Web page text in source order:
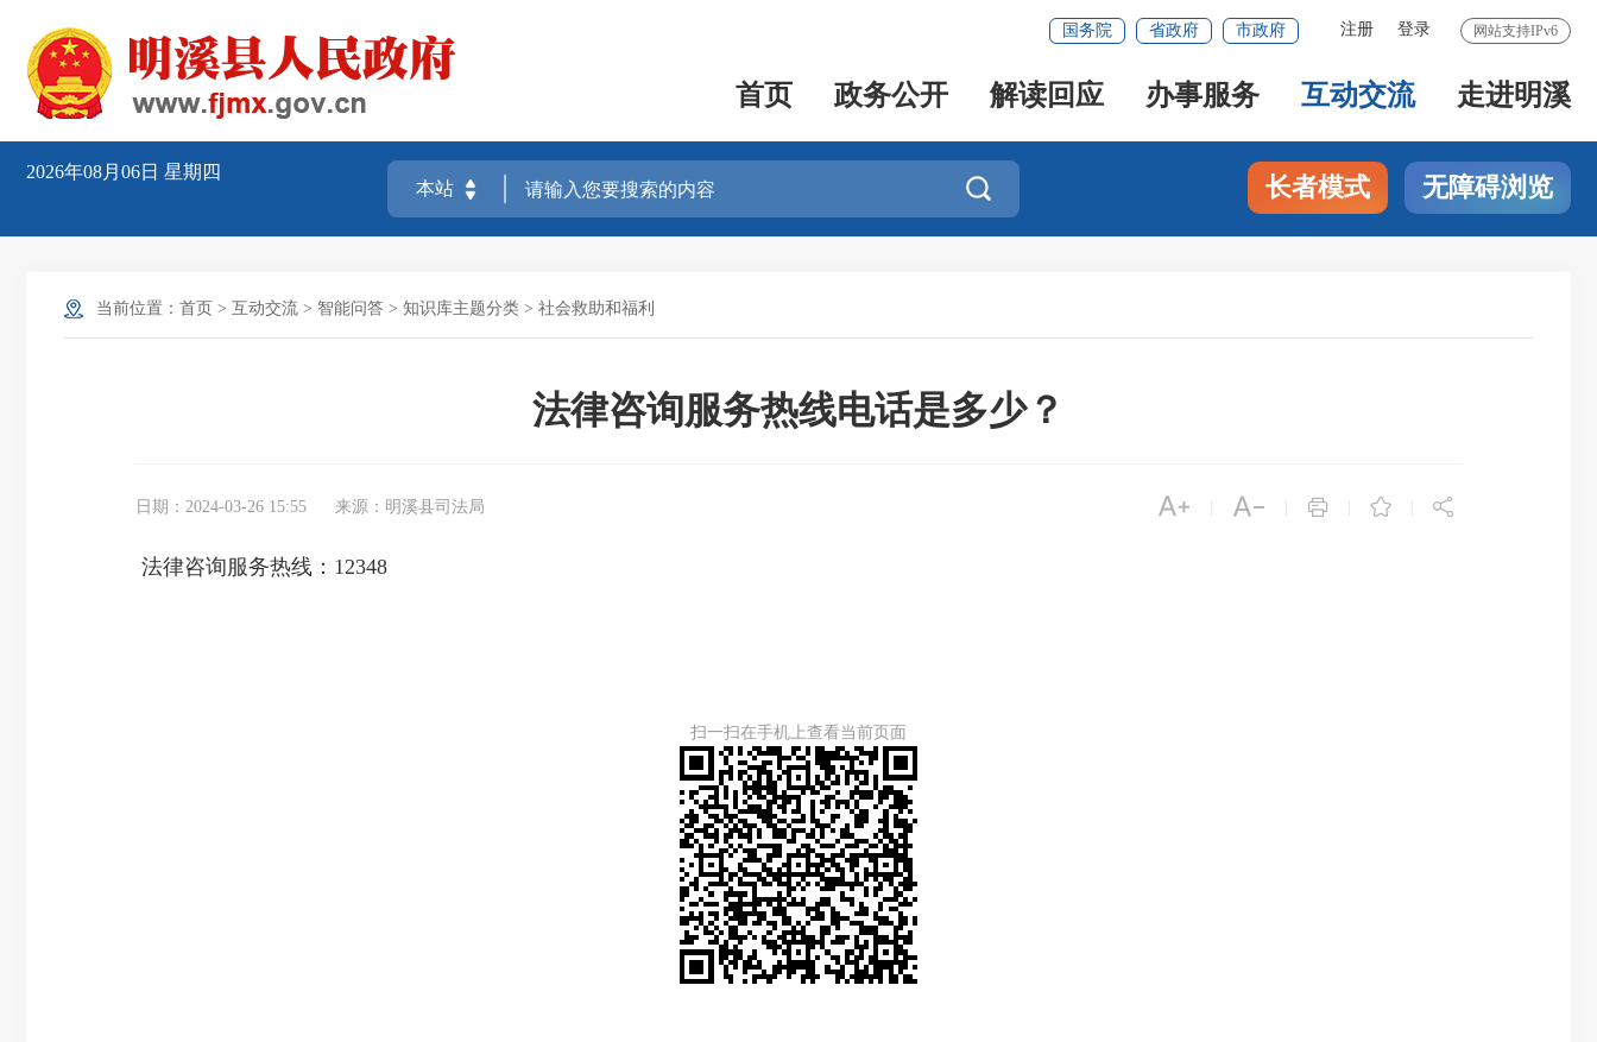
网站支持IPv6
注册 登录
国务院 省政府 市政府
首页 政务公开 解读回应 办事服务 互动交流 走进明溪
2026年08月06日 星期四
 长者模式 无障碍浏览
当前位置： 首页 > 互动交流 > 智能问答 > 知识库主题分类 > 社会救助和福利
法律咨询服务热线电话是多少？
日期：2024-03-26 15:55 来源：明溪县司法局     
法律咨询服务热线：12348
扫一扫在手机上查看当前页面